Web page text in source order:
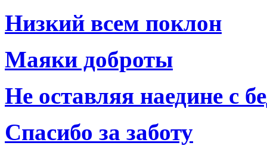
Низкий всем поклон
Маяки доброты
Не оставляя наедине с
Спасибо за заботу